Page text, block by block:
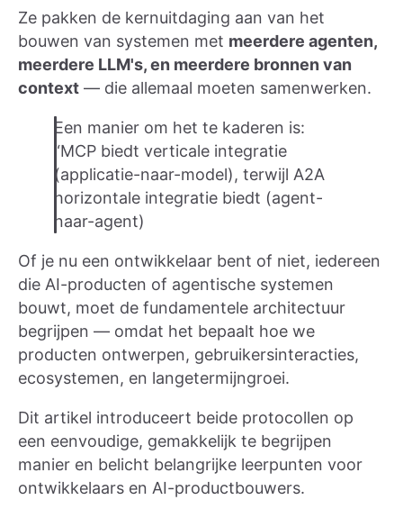
Ze pakken de kernuitdaging aan van het
bouwen van systemen met meerdere agenten,
meerdere LLM's, en meerdere bronnen van
context — die allemaal moeten samenwerken.
Een manier om het te kaderen is:
“MCP biedt verticale integratie
(applicatie-naar-model), terwijl A2A
horizontale integratie biedt (agent-
naar-agent)
Of je nu een ontwikkelaar bent of niet, iedereen
die AI-producten of agentische systemen
bouwt, moet de fundamentele architectuur
begrijpen — omdat het bepaalt hoe we
producten ontwerpen, gebruikersinteracties,
ecosystemen, en langetermijngroei.
Dit artikel introduceert beide protocollen op
een eenvoudige, gemakkelijk te begrijpen
manier en belicht belangrijke leerpunten voor
ontwikkelaars en AI-productbouwers.